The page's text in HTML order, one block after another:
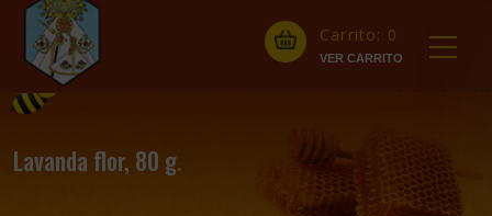
Carrito: 0
Lavanda flor, 80 g.